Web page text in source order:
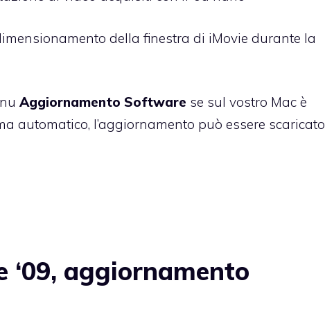
della finestra di iMovie durante la
Aggiornamento Software se sul vostro Mac è
automatico, l’aggiornamento può essere scaricato
‘09, aggiornamento